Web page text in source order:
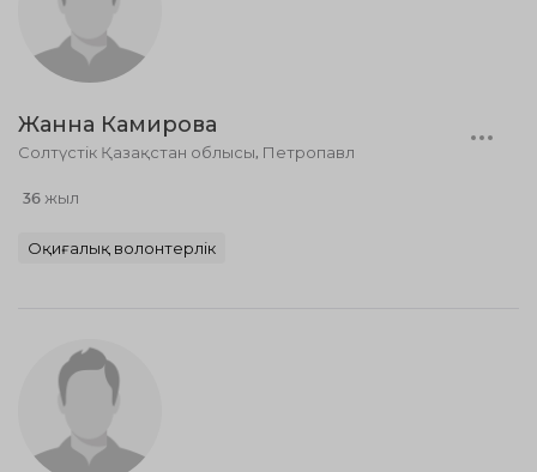
Жанна Камирова
Солтүстік Қазақстан облысы, Петропавл
36 жыл
Оқиғалық волонтерлік